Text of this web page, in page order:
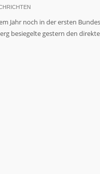
Jahr noch in der ersten
besiegelte gestern den